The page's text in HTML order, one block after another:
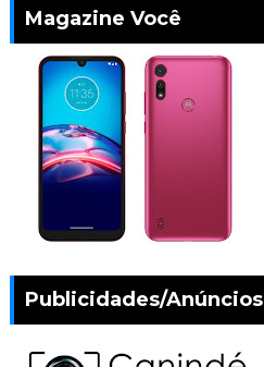
Magazine Você
Publicidades/Anúncios